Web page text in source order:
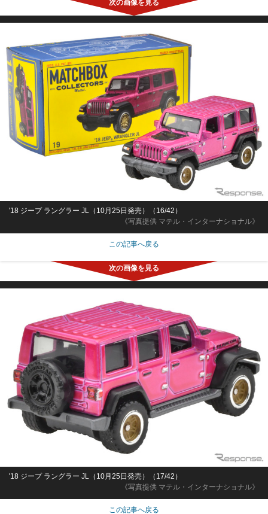
《写真提供 マテル・インターナショナル》
'18 ジープ ラングラー JL（10月25日発売）（16/42）
この記事へ戻る
《写真提供 マテル・インターナショナル》
'18 ジープ ラングラー JL（10月25日発売）（17/42）
この記事へ戻る